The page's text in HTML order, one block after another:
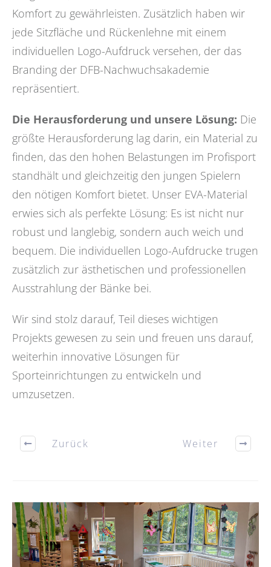
Komfort zu gewährleisten. Zusätzlich haben wir
jede Sitzfläche und Rückenlehne mit einem
individuellen Logo-Aufdruck versehen, der das
Branding der DFB-Nachwuchsakademie
repräsentiert.
Die Herausforderung und unsere Lösung: Die
größte Herausforderung lag darin, ein Material zu
finden, das den hohen Belastungen im Profisport
standhält und gleichzeitig den jungen Spielern
den nötigen Komfort bietet. Unser EVA-Material
erwies sich als perfekte Lösung: Es ist nicht nur
robust und langlebig, sondern auch weich und
bequem. Die individuellen Logo-Aufdrucke trugen
zusätzlich zur ästhetischen und professionellen
Ausstrahlung der Bänke bei.
Wir sind stolz darauf, Teil dieses wichtigen
Projekts gewesen zu sein und freuen uns darauf,
weiterhin innovative Lösungen für
Sporteinrichtungen zu entwickeln und
umzusetzen.
Zurück Weiter